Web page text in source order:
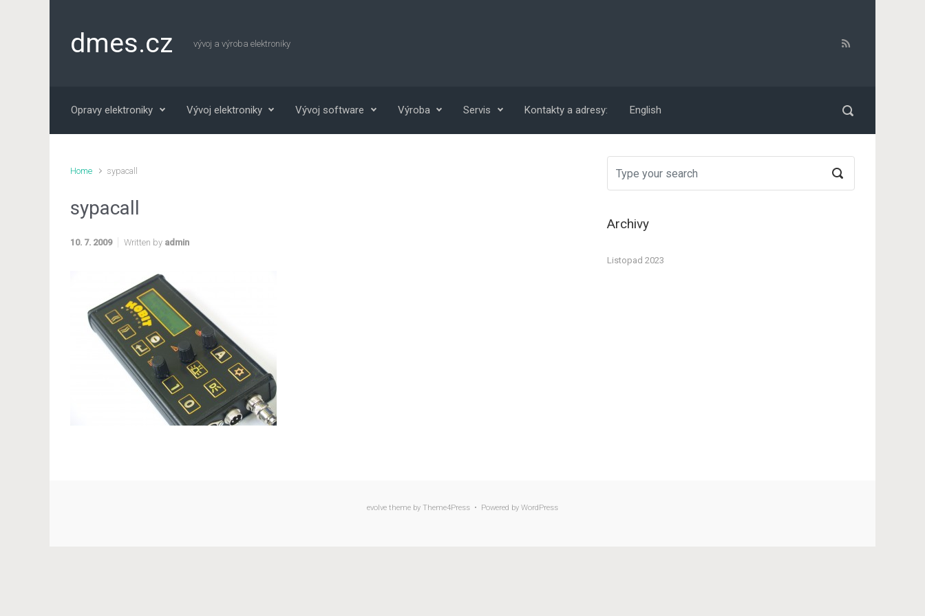
dmes.cz vývoj a výroba elektroniky
Opravy elektroniky Vývoj elektroniky Vývoj software Výroba Servis Kontakty a adresy: English
Home sypacall
sypacall
10. 7. 2009 Written by admin
Archivy
Listopad 2023
evolve theme by Theme4Press • Powered by WordPress